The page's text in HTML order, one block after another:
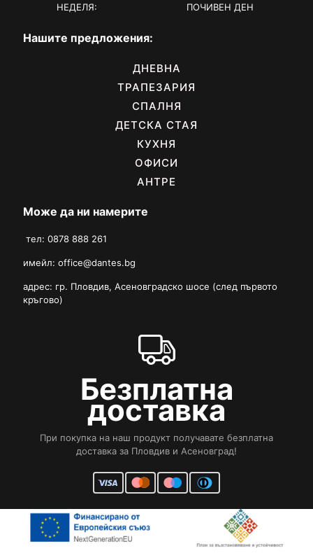
НЕДЕЛЯ: ПОЧИВЕН ДЕН
Нашите предложения:
ДНЕВНА
ТРАПЕЗАРИЯ
СПАЛНЯ
ДЕТСКА СТАЯ
КУХНЯ
ОФИСИ
АНТРЕ
Може да ни намерите
тел: 0878 888 261
имейл: office@dantes.bg
адрес: гр. Пловдив, Асеновградско шосе (след първото
кръгово)
Безплатна
доставка
При покупка на наш продукт получавате безплатна
доставка за Пловдив и Асеновград!